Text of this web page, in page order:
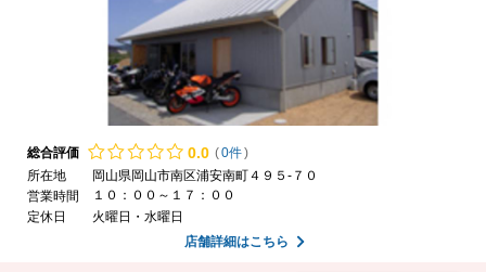
総合評価 0.0 (0件)
所在地
岡山県岡山市南区浦安南町４９５-７０
営業時間
１０：００～１７：００
定休日
火曜日・水曜日
店舗詳細はこちら